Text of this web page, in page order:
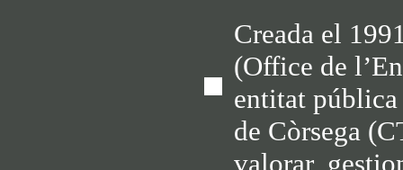
Creada el
(Office de
entitat
de Còrsega
valorar,